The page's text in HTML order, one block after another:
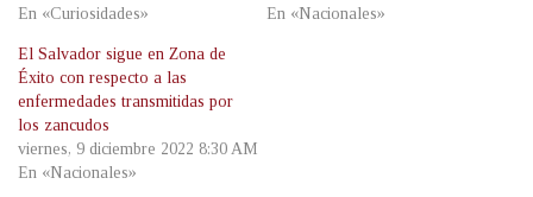
En «Curiosidades»
En «Nacionales»
El Salvador sigue en Zona de
Éxito con respecto a las
enfermedades transmitidas por
los zancudos
viernes, 9 diciembre 2022 8:30 AM
En «Nacionales»